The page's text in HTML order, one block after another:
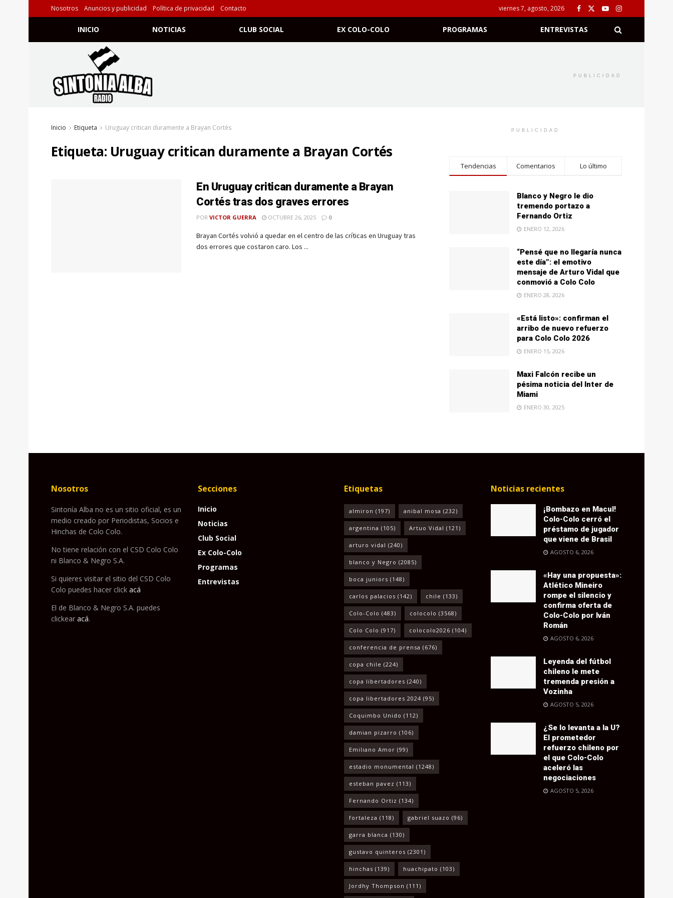
Nosotros Anuncios y publicidad Política de privacidad Contacto viernes 7, agosto, 2026
INICIO NOTICIAS CLUB SOCIAL EX COLO-COLO PROGRAMAS ENTREVISTAS
PUBLICIDAD
Inicio Etiqueta Uruguay critican duramente a Brayan Cortés
Etiqueta: Uruguay critican duramente a Brayan Cortés
En Uruguay critican duramente a Brayan
Cortés tras dos graves errores
POR VICTOR GUERRA OCTUBRE 26, 2025 0
Brayan Cortés volvió a quedar en el centro de las críticas en Uruguay tras
dos errores que costaron caro. Los ...
PUBLICIDAD
Tendencias Comentarios Lo último
Blanco y Negro le dio
tremendo portazo a
Fernando Ortiz
ENERO 12, 2026
“Pensé que no llegaría nunca
este día”: el emotivo
mensaje de Arturo Vidal que
conmovió a Colo Colo
ENERO 28, 2026
«Está listo»: confirman el
arribo de nuevo refuerzo
para Colo Colo 2026
ENERO 15, 2026
Maxi Falcón recibe un
pésima noticia del Inter de
Miami
ENERO 30, 2025
Nosotros
Sintonía Alba no es un sitio oficial, es un
medio creado por Periodistas, Socios e
Hinchas de Colo Colo.
No tiene relación con el CSD Colo Colo
ni Blanco & Negro S.A.
Si quieres visitar el sitio del CSD Colo
Colo puedes hacer click acá
El de Blanco & Negro S.A. puedes
clickear acá.
Secciones
Inicio
Noticias
Club Social
Ex Colo-Colo
Programas
Entrevistas
Etiquetas
almiron (197) anibal mosa (232)
argentina (105) Artuo Vidal (121)
arturo vidal (240)
blanco y Negro (2085)
boca juniors (148)
carlos palacios (142) chile (133)
Colo-Colo (483) colocolo (3568)
Colo Colo (917) colocolo2026 (104)
conferencia de prensa (676)
copa chile (224)
copa libertadores (240)
copa libertadores 2024 (95)
Coquimbo Unido (112)
damian pizarro (106)
Emiliano Amor (99)
estadio monumental (1248)
esteban pavez (113)
Fernando Ortiz (134)
fortaleza (118) gabriel suazo (96)
garra blanca (130)
gustavo quinteros (2301)
hinchas (139) huachipato (103)
Jordhy Thompson (111)
Noticias recientes
¡Bombazo en Macul!
Colo-Colo cerró el
préstamo de jugador
que viene de Brasil
AGOSTO 6, 2026
«Hay una propuesta»:
Atlético Mineiro
rompe el silencio y
confirma oferta de
Colo-Colo por Iván
Román
AGOSTO 6, 2026
Leyenda del fútbol
chileno le mete
tremenda presión a
Vozinha
AGOSTO 5, 2026
¿Se lo levanta a la U?
El prometedor
refuerzo chileno por
el que Colo-Colo
aceleró las
negociaciones
AGOSTO 5, 2026